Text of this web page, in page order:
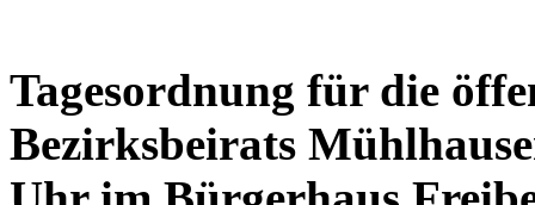
Tagesordnung für die
Bezirksbeirats